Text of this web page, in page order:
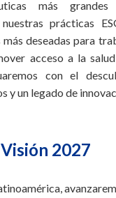
más grandes
prácticas
deseadas para
acceso a la
con el
y un legado de
Visión 2027